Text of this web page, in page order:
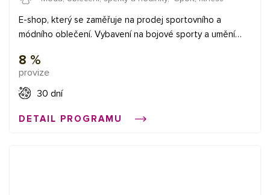
E-shop, který se zaměřuje na prodej sportovního a
módního oblečení. Vybavení na bojové sporty a umění
Adidas, Benlee, Hayabusa, Pitbull West Coast, Extreme
Hobby, Machine, Under Armour a další.
8 %
provize
30 dní
DETAIL PROGRAMU